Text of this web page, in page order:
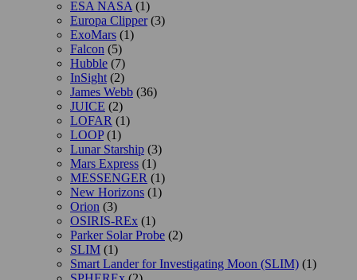
ESA NASA (1)
Europa Clipper(3)
ExoMars (1)
Falcon (5)
Hubble (7)
InSight (2)
James Webb (36)
JUICE (2)
LOFAR (1)
LOOP(1)
Lunar Starship (3)
Mars Express (1)
MESSENGER (1)
New Horizons (1)
Orion (3)
OSIRIS-REx (1)
Parker Solar Probe (2)
SLIM (1)
Smart Lander for Investigating Moon (SLIM) (1)